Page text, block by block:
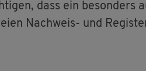
dass ein be­son­ders
Nach­weis- und